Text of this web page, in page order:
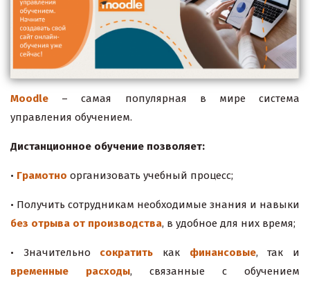
Moodle – самая популярная в мире система
управления обучением.
Дистанционное обучение позволяет:
• Грамотно организовать учебный процесс;
• Получить сотрудникам необходимые знания и навыки
без отрыва от производства, в удобное для них время;
• Значительно сократить как финансовые, так и
временные
расходы, связанные с обучением